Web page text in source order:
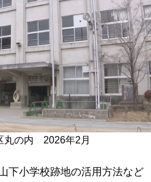
丸の内 2026年2月
下小学校跡地の活用方法など